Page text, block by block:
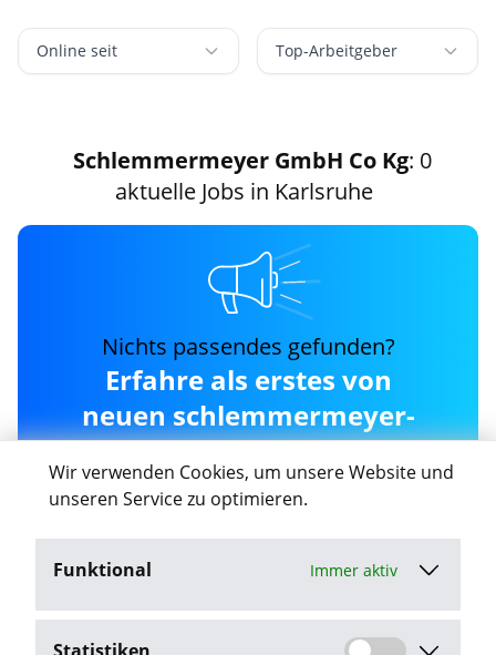
Wir verwenden Cookies, um unsere Website und
unseren Service zu optimieren.
Funktional Immer aktiv
Online seit Top-Arbeitgeber
Schlemmermeyer GmbH Co Kg: 0
aktuelle Jobs in Karlsruhe
Nichts passendes gefunden?
Erfahre als erstes von
neuen schlemmermeyer-
gmbh-co-kg Jobs in
Karlsruhe